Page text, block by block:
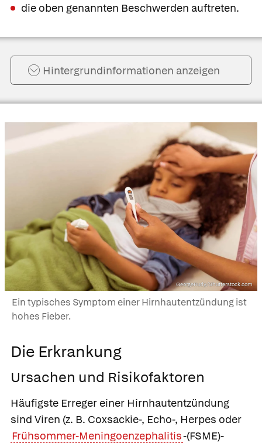
die oben genannten Beschwerden auftreten.
Hintergrund­informationen anzeigen
GeorgeRudy/Shutterstock.com
Ein typisches Symptom einer Hirnhautentzündung ist
hohes Fieber.
Die Erkrankung
Ursachen und Risikofaktoren
Häufigste Erreger einer Hirnhautentzündung
sind Viren (z. B. Coxsackie-, Echo-, Herpes oder
Frühsommer-Meningoenzephalitis-(FSME)-